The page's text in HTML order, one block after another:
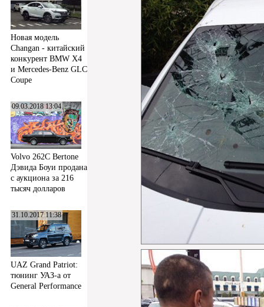
Новая модель
Changan - китайский
конкурент BMW X4
и Mercedes-Benz GLC
Coupe
09.03.2018 13:04
Volvo 262C Bertone
Дэвида Боуи продана
с аукциона за 216
тысяч долларов
31.10.2017 11:38
UAZ Grand Patriot:
тюнинг УАЗ-а от
General Performance